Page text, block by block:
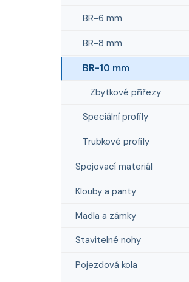
n
l
BR-6 mm
BR-8 mm
BR-10 mm
Zbytkové přířezy
Speciální profily
Trubkové profily
Spojovací materiál
Klouby a panty
Madla a zámky
Stavitelné nohy
Pojezdová kola